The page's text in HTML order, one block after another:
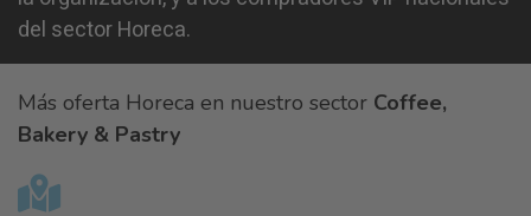
del sector Horeca.
Más oferta Horeca en nuestro sector Coffee,
Bakery & Pastry